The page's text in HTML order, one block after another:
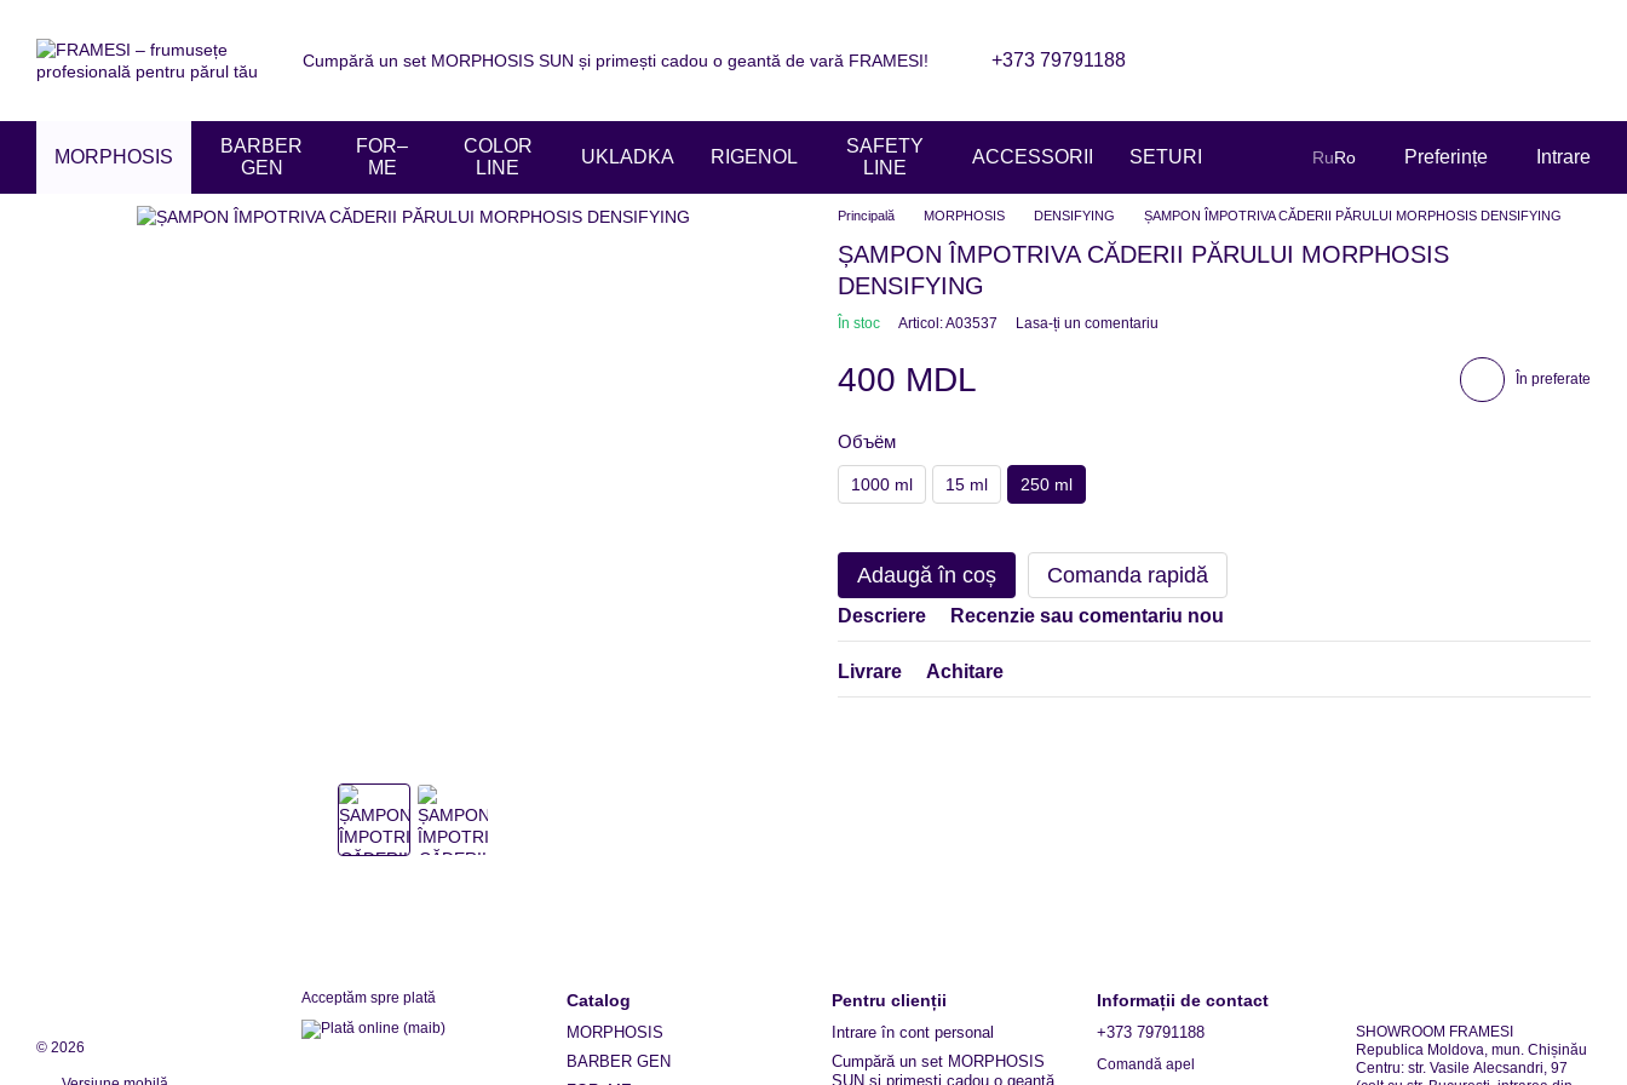
Cumpără un set MORPHOSIS SUN și primești cadou o geantă de vară FRAMESI!
+373 79791188
MORPHOSIS
BARBER
GEN
FOR–
ME
COLOR
LINE
UKLADKA RIGENOL
SAFETY
LINE
ACCESSORII SETURI RuRo Preferințe Intrare
Principală MORPHOSIS DENSIFYING ȘAMPON ÎMPOTRIVA CĂDERII PĂRULUI MORPHOSIS DENSIFYING
ȘAMPON ÎMPOTRIVA CĂDERII PĂRULUI MORPHOSIS
DENSIFYING
În stoc Articol: A03537 Lasa-ți un comentariu
400 MDL În preferate
Объём
1000 ml 15 ml 250 ml
Adaugă în coș Comanda rapidă
Descriere Recenzie sau comentariu nou
Livrare Achitare
© 2026
Acceptăm spre plată Catalog
MORPHOSIS
BARBER GEN
Pentru clienții
Intrare în cont personal
Cumpără un set MORPHOSIS
SUN și primești cadou o geantă
Informații de contact
+373 79791188
Comandă apel
SHOWROOM FRAMESI
Republica Moldova, mun. Chișinău
Centru: str. Vasile Alecsandri, 97